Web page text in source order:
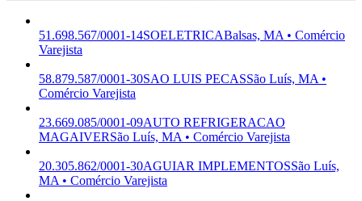
51.698.567/0001-14SOELETRICABalsas, MA • Comércio
Varejista
58.879.587/0001-30SAO LUIS PECASSão Luís, MA •
Comércio Varejista
23.669.085/0001-09AUTO REFRIGERACAO
MAGAIVERSão Luís, MA • Comércio Varejista
20.305.862/0001-30AGUIAR IMPLEMENTOSSão Luís,
MA • Comércio Varejista